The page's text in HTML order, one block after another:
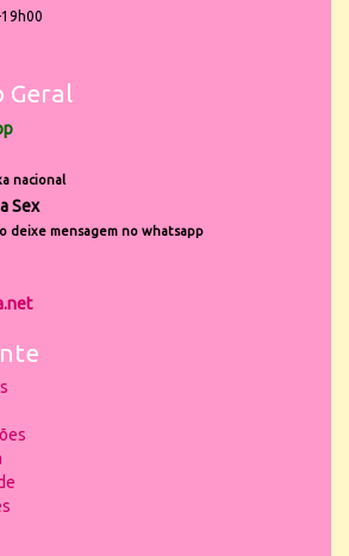
Geral
nacional
Sex
deixe mensagem no whatsapp